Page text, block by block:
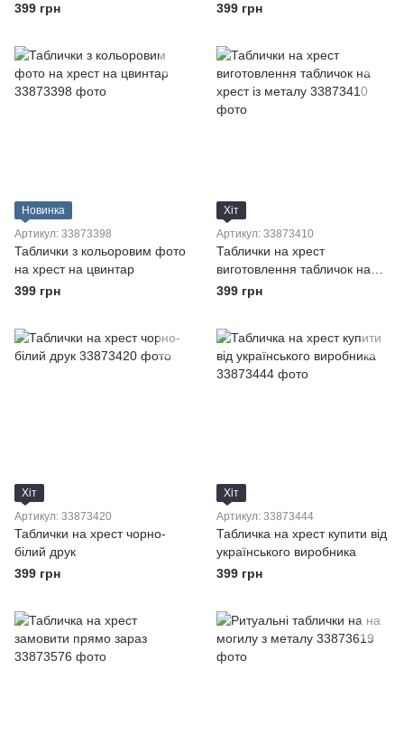
399 грн
399 грн
Новинка
Артикул: 33873398
Таблички з кольоровим фото
на хрест на цвинтар
399 грн
Хіт
Артикул: 33873410
Таблички на хрест
виготовлення табличок на
хрест із металу
399 грн
Хіт
Артикул: 33873420
Таблички на хрест чорно-
білий друк
399 грн
Хіт
Артикул: 33873444
Табличка на хрест купити від
українського виробника
399 грн